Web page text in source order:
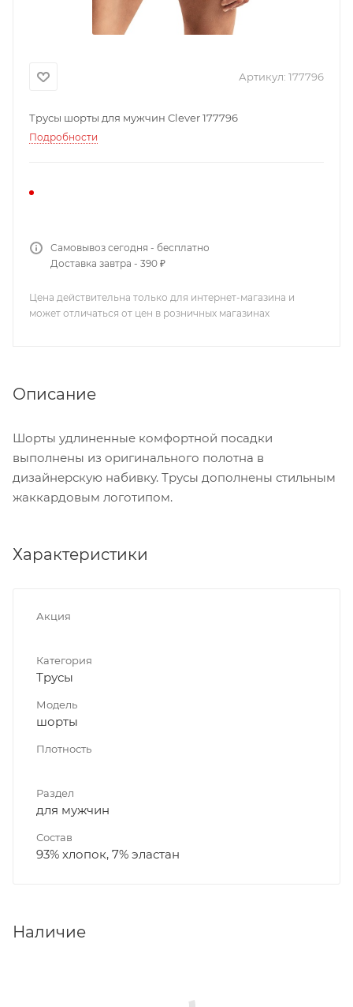
Артикул: 177796
Трусы шорты для мужчин Clever 177796
Подробности
Самовывоз сегодня - бесплатно
Доставка завтра - 390 ₽
Цена действительна только для интернет-магазина и
может отличаться от цен в розничных магазинах
Описание
Шорты удлиненные комфортной посадки
выполнены из оригинального полотна в
дизайнерскую набивку. Трусы дополнены стильным
жаккардовым логотипом.
Характеристики
Акция
Категория
Трусы
Модель
шорты
Плотность
Раздел
для мужчин
Состав
93% хлопок, 7% эластан
Наличие